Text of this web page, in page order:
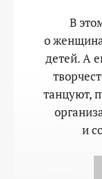
В
о
детей. А
танцуют,
и